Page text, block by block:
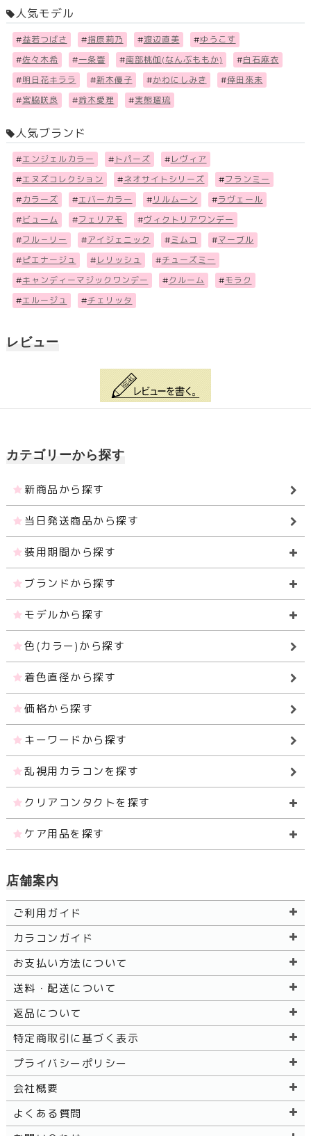
人気モデル
#益若つばさ #指原莉乃 #渡辺直美 #ゆうこす
#佐々木希 #一条響 #南部桃伽(なんぶももか) #白石麻衣
#明日花キララ #新木優子 #かわにしみき #倖田來未
#宮脇咲良 #鈴木愛理 #実熊瑠琉
人気ブランド
#エンジェルカラー # トパーズ # レヴィア
#エヌズコレクション #ネオサイトシリーズ #フランミー
# カラーズ #エバーカラー # リルムーン #ラヴェール
# ビューム #フェリアモ #ヴィクトリアワンデー
#フル－リー #アイジェニック #ミムコ #マーブル
# ピエナージュ # レリッシュ #チューズミー
#キャンディーマジックワンデー #クルーム #モラク
#エルージュ #チェリッタ
レビュー
カテゴリーから探す
新商品から探す
当日発送商品から探す
装用期間から探す
ブランドから探す
モデルから探す
色(カラー)から探す
着色直径から探す
価格から探す
キーワードから探す
乱視用カラコンを探す
クリアコンタクトを探す
ケア用品を探す
店舗案内
ご利用ガイド
カラコンガイド
お支払い方法について
送料・配送について
返品について
特定商取引に基づく表示
プライバシーポリシー
会社概要
よくある質問